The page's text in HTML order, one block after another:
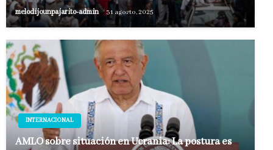
melodijounpajarito-admin 31 agosto, 2025
INTERNACIONAL
AMLO sobre situación en Ucrania: La postura es